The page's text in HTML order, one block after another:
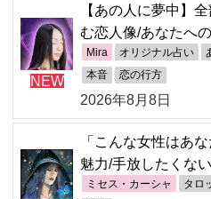
NEW
【あの人に夢中】
む恋人像/あなたへ
Mira オリジナル占い
本音 恋の行方
2026年8月8日
「こんな女性はあ
魅力/手放したくな
ミセス・カーシャ タロ